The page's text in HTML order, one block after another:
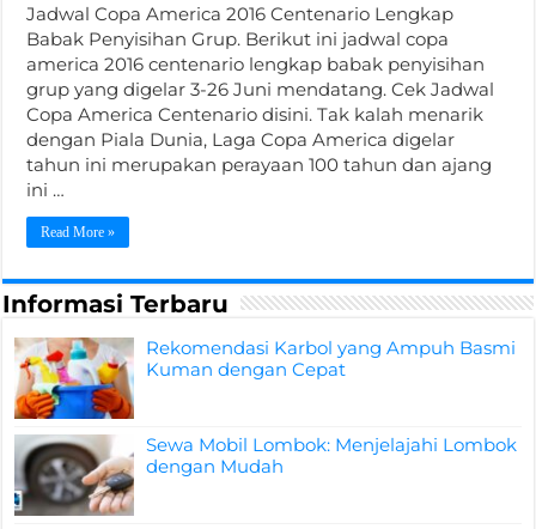
Jadwal Copa America 2016 Centenario Lengkap
Babak Penyisihan Grup. Berikut ini jadwal copa
america 2016 centenario lengkap babak penyisihan
grup yang digelar 3-26 Juni mendatang. Cek Jadwal
Copa America Centenario disini. Tak kalah menarik
dengan Piala Dunia, Laga Copa America digelar
tahun ini merupakan perayaan 100 tahun dan ajang
ini …
Read More »
Informasi Terbaru
Rekomendasi Karbol yang Ampuh Basmi
Kuman dengan Cepat
Sewa Mobil Lombok: Menjelajahi Lombok
dengan Mudah